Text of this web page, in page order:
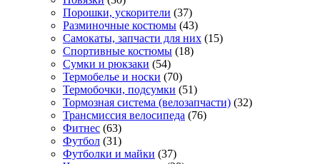
Порошки, ускорители (37)
Разминочные костюмы (43)
Самокаты, запчасти для них (15)
Спортивные костюмы (18)
Сумки и рюкзаки (54)
Термобелье и носки (70)
Термобочки, подсумки (51)
Тормозная система (велозапчасти) (32)
Трансмиссия велосипеда (76)
Фитнес (63)
Футбол (31)
Футболки и майки (37)